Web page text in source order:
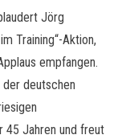
Jörg
Training“-Aktion,
empfangen.
deutschen
45 Jahren und freut